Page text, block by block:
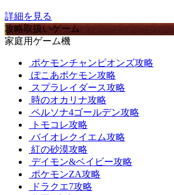
詳細を見る
攻略取扱いゲーム
家庭用ゲーム機
ポケモンチャンピオンズ攻略
ぽこあポケモン攻略
スプラレイダース攻略
時のオカリナ攻略
ペルソナ4ゴールデン攻略
トモコレ攻略
バイオレクイエム攻略
紅の砂漠攻略
デイモン&ベイビー攻略
ポケモンZA攻略
ドラクエ7攻略